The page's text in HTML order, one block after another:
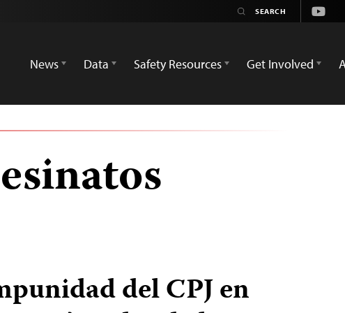
News
Data Safety Resources Get Involved
del CPJ en